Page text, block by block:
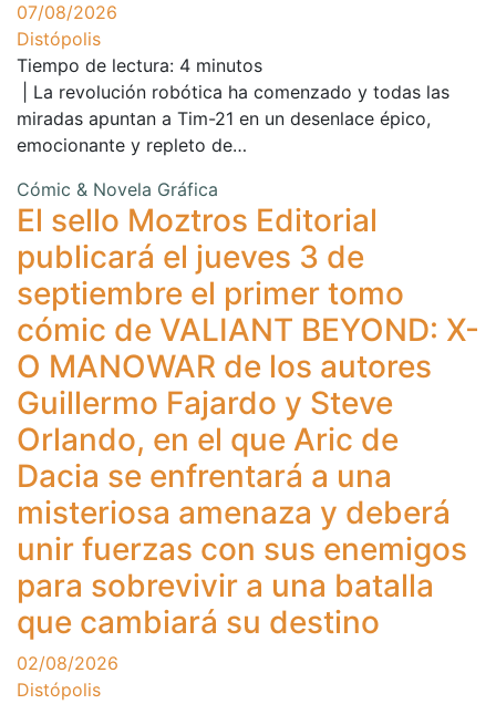
07/08/2026
Distópolis
Tiempo de lectura: 4 minutos
| La revolución robótica ha comenzado y todas las
miradas apuntan a Tim-21 en un desenlace épico,
emocionante y repleto de…
Cómic & Novela Gráfica
El sello Moztros Editorial
publicará el jueves 3 de
septiembre el primer tomo
cómic de VALIANT BEYOND: X-
O MANOWAR de los autores
Guillermo Fajardo y Steve
Orlando, en el que Aric de
Dacia se enfrentará a una
misteriosa amenaza y deberá
unir fuerzas con sus enemigos
para sobrevivir a una batalla
que cambiará su destino
02/08/2026
Distópolis